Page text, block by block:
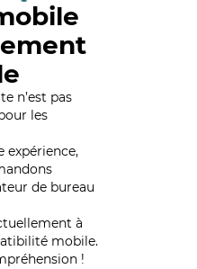
n’est pas
les
expérience,
de bureau
à
mobile.
!